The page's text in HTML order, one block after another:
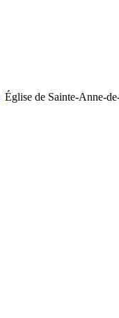
Église de Sainte-Anne-